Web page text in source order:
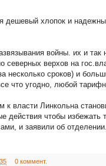
дешевый хлопок и
войны. их и так
северных верхов на
несколько сроков) и
что угодно, любой
к власти Линкольна
действия чтобы избежать
и заявили об отделении.
0 коммент.